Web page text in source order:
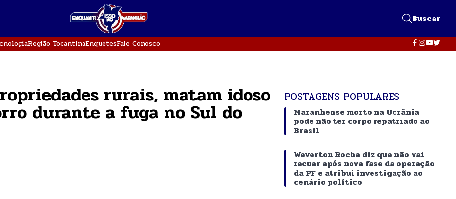
Buscar
Região TocantinaEnquetesFale Conosco
rurais, matam idoso
durante a fuga no Sul do
POSTAGENS POPULARES
Maranhense morto na Ucrânia
pode não ter corpo repatriado ao
Brasil
Weverton Rocha diz que não vai
recuar após nova fase da operação
da PF e atribui investigação ao
cenário político